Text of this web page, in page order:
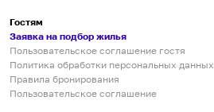
Гостям
Заявка на подбор жилья
Пользовательское соглашение гостя
Политика обработки персональных данных
Правила бронирования
Пользовательское соглашение